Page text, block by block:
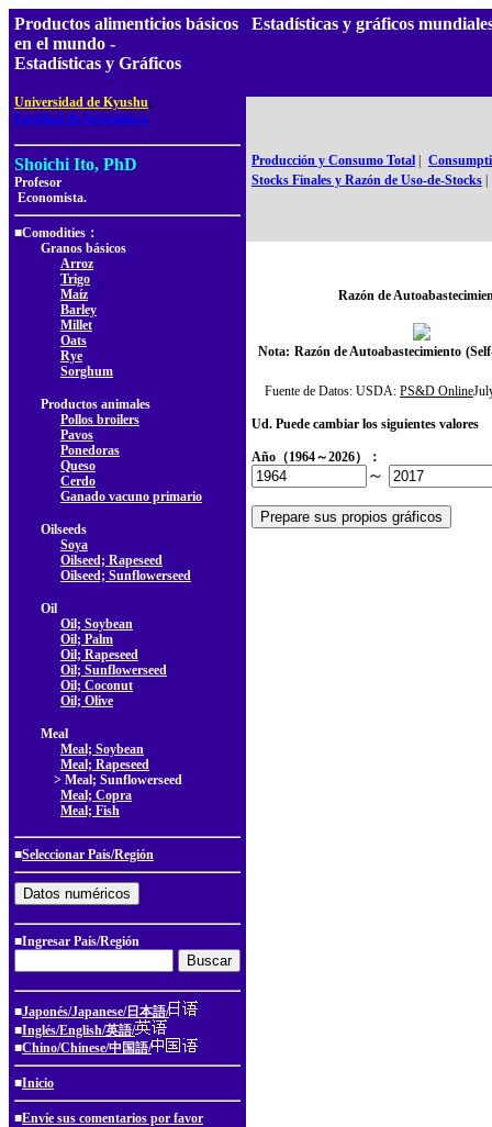
Productos alimenticios básicos
en el mundo -
Estadísticas y Gráficos
Universidad de Kyushu,
Facultad de Agricultura
Shoichi Ito, PhD
Profesor
Economista.
■Comodities：
Granos básicos
Arroz
Trigo
Maíz
Barley
Millet
Oats
Rye
Sorghum
Productos animales
Pollos broilers
Pavos
Ponedoras
Queso
Cerdo
Ganado vacuno primario
Oilseeds
Soya
Oilseed; Rapeseed
Oilseed; Sunflowerseed
Oil
Oil; Soybean
Oil; Palm
Oil; Rapeseed
Oil; Sunflowerseed
Oil; Coconut
Oil; Olive
Meal
Meal; Soybean
Meal; Rapeseed
> Meal; Sunflowerseed
Meal; Copra
Meal; Fish
■Seleccionar País/Región
■Ingresar País/Región
■Japonés/Japanese/日本語/
■Inglés/English/英語/
■Chino/Chinese/中国語/
■Inicio
■Envíe sus comentarios por favor
Estadísticas y gráficos
Producción y Consumo Total
Stocks Finales y Razón de Uso-de-Stocks
Razón de
Nota: Razón de Autoabastecimiento
Fuente de Datos: USDA: PS&D Online
Ud. Puede cambiar los siguientes valores
Año（1964～2026）：
～